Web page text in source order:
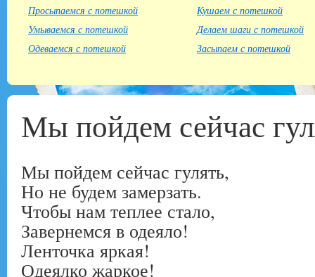
Просыпаемся с потешкой
Умываемся с потешкой
Одеваемся с потешкой
Кушаем с потешкой
Делаем шаги с потешкой
Засыпаем с потешкой
Мы пойдем сейчас
Мы пойдем сейчас гулять,
Но не будем замерзать.
Чтобы нам теплее стало,
Завернемся в одеяло!
Ленточка яркая!
Одеялко жаркое!